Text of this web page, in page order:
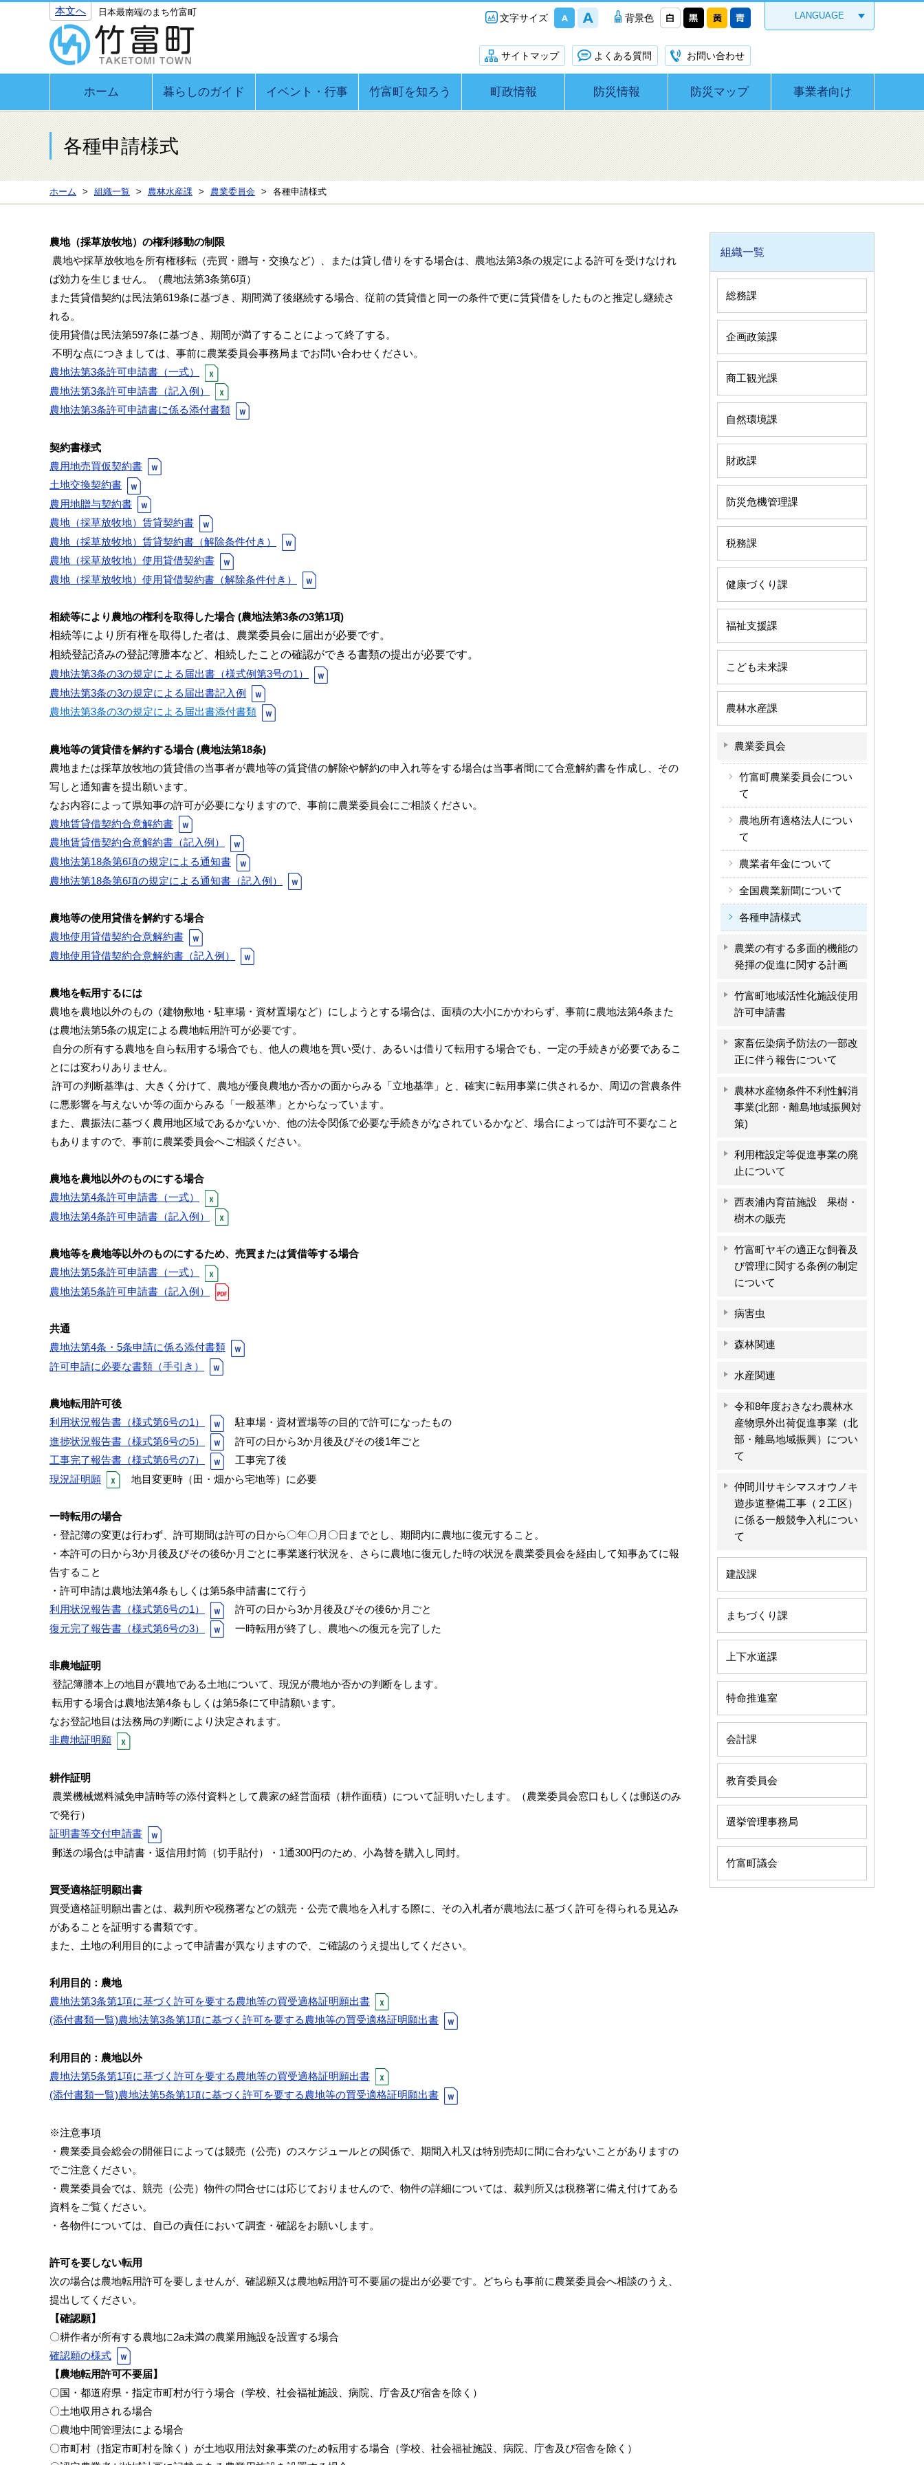
本文へ 日本最南端のまち竹富町
文字サイズ 背景色 LANGUAGE
サイトマップ よくある質問 お問い合わせ
ホーム 暮らしのガイド イベント・行事 竹富町を知ろう 町政情報 防災情報 防災マップ 事業者向け
各種申請様式
ホーム 組織一覧 農林水産課 農業委員会 各種申請様式
農地（採草放牧地）の権利移動の制限
農地や採草放牧地を所有権移転（売買・贈与・交換など）、または貸し借りをする場合は、農地法第3条の規定による許可を受けなけれ
ば効力を生じません。（農地法第3条第6項）
また賃貸借契約は民法第619条に基づき、期間満了後継続する場合、従前の賃貸借と同一の条件で更に賃貸借をしたものと推定し継続さ
れる。
使用貸借は民法第597条に基づき、期間が満了することによって終了する。
不明な点につきましては、事前に農業委員会事務局までお問い合わせください。
農地法第3条許可申請書（一式）
農地法第3条許可申請書（記入例）
農地法第3条許可申請書に係る添付書類
契約書様式
農用地売買仮契約書
土地交換契約書
農用地贈与契約書
農地（採草放牧地）賃貸契約書
農地（採草放牧地）賃貸契約書（解除条件付き）
農地（採草放牧地）使用貸借契約書
農地（採草放牧地）使用貸借契約書（解除条件付き）
相続等により農地の権利を取得した場合 (農地法第3条の3第1項)
相続等により所有権を取得した者は、農業委員会に届出が必要です。
相続登記済みの登記簿謄本など、相続したことの確認ができる書類の提出が必要です。
農地法第3条の3の規定による届出書（様式例第3号の1）
農地法第3条の3の規定による届出書記入例
農地法第3条の3の規定による届出書添付書類
農地等の賃貸借を解約する場合 (農地法第18条)
農地または採草放牧地の賃貸借の当事者が農地等の賃貸借の解除や解約の申入れ等をする場合は当事者間にて合意解約書を作成し、その
写しと通知書を提出願います。
なお内容によって県知事の許可が必要になりますので、事前に農業委員会にご相談ください。
農地賃貸借契約合意解約書
農地賃貸借契約合意解約書（記入例）
農地法第18条第6項の規定による通知書
農地法第18条第6項の規定による通知書（記入例）
農地等の使用貸借を解約する場合
農地使用貸借契約合意解約書
農地使用貸借契約合意解約書（記入例）
農地を転用するには
農地を農地以外のもの（建物敷地・駐車場・資材置場など）にしようとする場合は、面積の大小にかかわらず、事前に農地法第4条また
は農地法第5条の規定による農地転用許可が必要です。
自分の所有する農地を自ら転用する場合でも、他人の農地を買い受け、あるいは借りて転用する場合でも、一定の手続きが必要であるこ
とには変わりありません。
許可の判断基準は、大きく分けて、農地が優良農地か否かの面からみる「立地基準」と、確実に転用事業に供されるか、周辺の営農条件
に悪影響を与えないか等の面からみる「一般基準」とからなっています。
また、農振法に基づく農用地区域であるかないか、他の法令関係で必要な手続きがなされているかなど、場合によっては許可不要なこと
もありますので、事前に農業委員会へご相談ください。
農地を農地以外のものにする場合
農地法第4条許可申請書（一式）
農地法第4条許可申請書（記入例）
農地等を農地等以外のものにするため、売買または賃借等する場合
農地法第5条許可申請書（一式）
農地法第5条許可申請書（記入例）
共通
農地法第4条・5条申請に係る添付書類
許可申請に必要な書類（手引き）
農地転用許可後
利用状況報告書（様式第6号の1）
駐車場・資材置場等の目的で許可になったもの
進捗状況報告書（様式第6号の5）
許可の日から3か月後及びその後1年ごと
工事完了報告書（様式第6号の7）
工事完了後
現況証明願
地目変更時（田・畑から宅地等）に必要
一時転用の場合
・登記簿の変更は行わず、許可期間は許可の日から〇年〇月〇日までとし、期間内に農地に復元すること。
・本許可の日から3か月後及びその後6か月ごとに事業遂行状況を、さらに農地に復元した時の状況を農業委員会を経由して知事あてに報
告すること
・許可申請は農地法第4条もしくは第5条申請書にて行う
利用状況報告書（様式第6号の1）
許可の日から3か月後及びその後6か月ごと
復元完了報告書（様式第6号の3）
一時転用が終了し、農地への復元を完了した
非農地証明
登記簿謄本上の地目が農地である土地について、現況が農地か否かの判断をします。
転用する場合は農地法第4条もしくは第5条にて申請願います。
なお登記地目は法務局の判断により決定されます。
非農地証明願
耕作証明
農業機械燃料減免申請時等の添付資料として農家の経営面積（耕作面積）について証明いたします。（農業委員会窓口もしくは郵送のみ
で発行）
証明書等交付申請書
郵送の場合は申請書・返信用封筒（切手貼付）・1通300円のため、小為替を購入し同封。
買受適格証明願出書
買受適格証明願出書とは、裁判所や税務署などの競売・公売で農地を入札する際に、その入札者が農地法に基づく許可を得られる見込み
があることを証明する書類です。
また、土地の利用目的によって申請書が異なりますので、ご確認のうえ提出してください。
利用目的：農地
農地法第3条第1項に基づく許可を要する農地等の買受適格証明願出書
(添付書類一覧)農地法第3条第1項に基づく許可を要する農地等の買受適格証明願出書
利用目的：農地以外
農地法第5条第1項に基づく許可を要する農地等の買受適格証明願出書
(添付書類一覧)農地法第5条第1項に基づく許可を要する農地等の買受適格証明願出書
※注意事項
・農業委員会総会の開催日によっては競売（公売）のスケジュールとの関係で、期間入札又は特別売却に間に合わないことがありますの
でご注意ください。
・農業委員会では、競売（公売）物件の問合せには応じておりませんので、物件の詳細については、裁判所又は税務署に備え付けてある
資料をご覧ください。
・各物件については、自己の責任において調査・確認をお願いします。
許可を要しない転用
次の場合は農地転用許可を要しませんが、確認願又は農地転用許可不要届の提出が必要です。どちらも事前に農業委員会へ相談のうえ、
提出してください。
【確認願】
〇耕作者が所有する農地に2a未満の農業用施設を設置する場合
確認願の様式
【農地転用許可不要届】
〇国・都道府県・指定市町村が行う場合（学校、社会福祉施設、病院、庁舎及び宿舎を除く）
〇土地収用される場合
〇農地中間管理法による場合
〇市町村（指定市町村を除く）が土地収用法対象事業のため転用する場合（学校、社会福祉施設、病院、庁舎及び宿舎を除く）
組織一覧
総務課
企画政策課
商工観光課
自然環境課
財政課
防災危機管理課
税務課
健康づくり課
福祉支援課
こども未来課
農林水産課
農業委員会
竹富町農業委員会につい
て
農地所有適格法人につい
て
農業者年金について
全国農業新聞について
各種申請様式
農業の有する多面的機能の
発揮の促進に関する計画
竹富町地域活性化施設使用
許可申請書
家畜伝染病予防法の一部改
正に伴う報告について
農林水産物条件不利性解消
事業(北部・離島地域振興対
策)
利用権設定等促進事業の廃
止について
西表浦内育苗施設 果樹・
樹木の販売
竹富町ヤギの適正な飼養及
び管理に関する条例の制定
について
病害虫
森林関連
水産関連
令和8年度おきなわ農林水
産物県外出荷促進事業（北
部・離島地域振興）につい
て
仲間川サキシマスオウノキ
遊歩道整備工事（２工区）
に係る一般競争入札につい
て
建設課
まちづくり課
上下水道課
特命推進室
会計課
教育委員会
選挙管理事務局
竹富町議会